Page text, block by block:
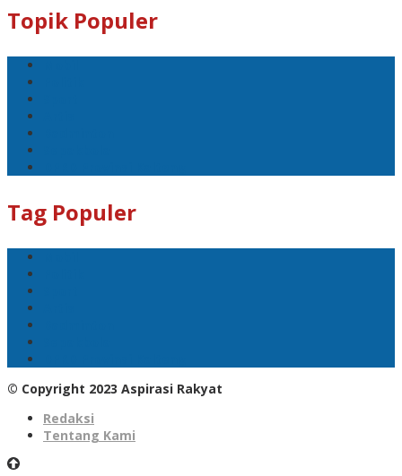
Topik Populer
Tag Populer
© Copyright 2023 Aspirasi Rakyat
Redaksi
Tentang Kami